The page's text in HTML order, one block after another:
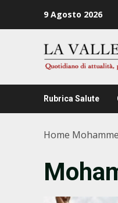
9 Agosto 2026
Rubrica Salute
Home